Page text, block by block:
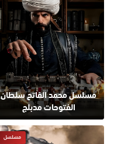
مسلسل محمد الفاتح سلطان
الفتوحات مدبلج
مسلسل